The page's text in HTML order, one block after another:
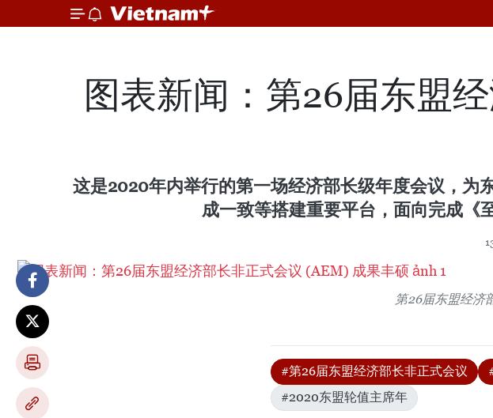
图表新闻：第26届东盟
这是2020年内举行的第一场经济部长级年度会议，为
成一致等搭建重要平台，面向完成《
第26届东盟经济
#第26届东盟经济部长非正式会议
#2020东盟轮值主席年